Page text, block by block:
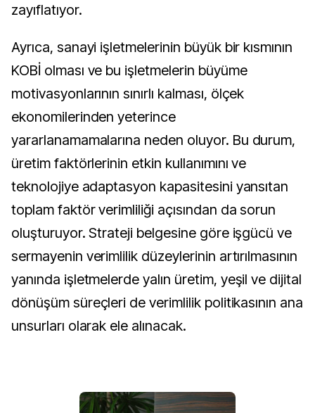
zayıflatıyor.
Ayrıca, sanayi işletmelerinin büyük bir kısmının
KOBİ olması ve bu işletmelerin büyüme
motivasyonlarının sınırlı kalması, ölçek
ekonomilerinden yeterince
yararlanamamalarına neden oluyor. Bu durum,
üretim faktörlerinin etkin kullanımını ve
teknolojiye adaptasyon kapasitesini yansıtan
toplam faktör verimliliği açısından da sorun
oluşturuyor. Strateji belgesine göre işgücü ve
sermayenin verimlilik düzeylerinin artırılmasının
yanında işletmelerde yalın üretim, yeşil ve dijital
dönüşüm süreçleri de verimlilik politikasının ana
unsurları olarak ele alınacak.